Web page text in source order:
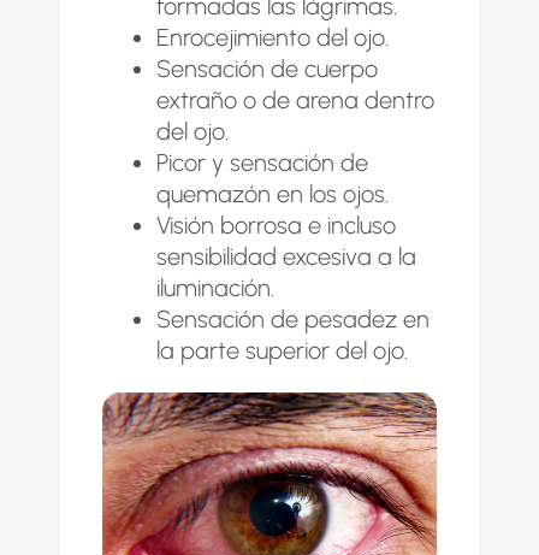
Enrocejimiento del ojo.
Sensación de cuerpo
extraño o de arena dentro
del ojo.
Picor y sensación de
quemazón en los ojos.
Visión borrosa e incluso
sensibilidad excesiva a la
iluminación.
Sensación de pesadez en
la parte superior del ojo.